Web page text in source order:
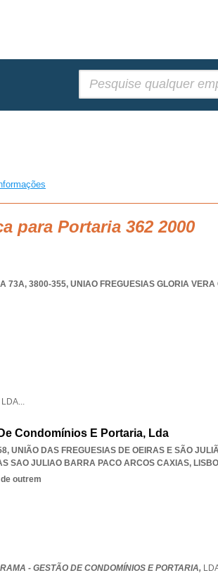
para Portaria 362 2000
73A, 3800-355, UNIAO FREGUESIAS GLORIA VERA
LDA...
Condomínios E Portaria, Lda
UNIÃO DAS FREGUESIAS DE OEIRAS E SÃO
SAO JULIAO BARRA PACO ARCOS CAXIAS,
outrem
- GESTÃO DE CONDOMÍNIOS E PORTARIA,